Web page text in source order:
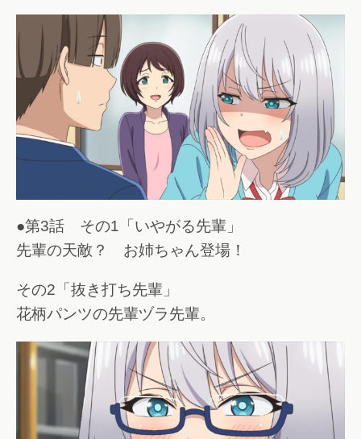
●第3話 その1「いやがる先輩」
先輩の天敵？ お姉ちゃん登場！
その2「抜き打ち先輩」
花柄パンツの先輩ヅラ先輩。